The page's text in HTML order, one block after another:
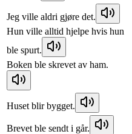
Jeg ville aldri gjøre det.
Hun ville alltid hjelpe hvis hun
ble spurt.
Boken ble skrevet av ham.
Huset blir bygget.
Brevet ble sendt i går.